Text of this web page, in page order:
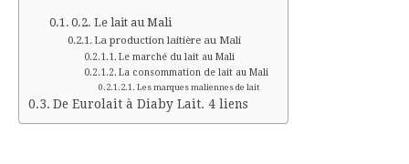
Le lait au Mali
La production laitière au Mali
Le marché du lait au Mali
La consommation de lait au Mali
Les marques maliennes de lait
De Eurolait à Diaby Lait. 4 liens